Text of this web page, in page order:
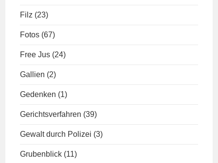
Filz (23)
Fotos (67)
Free Jus (24)
Gallien (2)
Gedenken (1)
Gerichtsverfahren (39)
Gewalt durch Polizei (3)
Grubenblick (11)